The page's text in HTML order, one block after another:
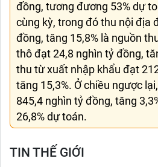
đồng, tương đương 53% dự
cùng kỳ, trong đó thu nội địa
đồng, tăng 15,8% là nguồn
thô đạt 24,8 nghìn tỷ đồng,
thu từ xuất nhập khẩu đạt
tăng 15,3%. Ở chiều ngược
845,4 nghìn tỷ đồng, tăng
26,8% dự toán.
TIN THẾ GIỚI